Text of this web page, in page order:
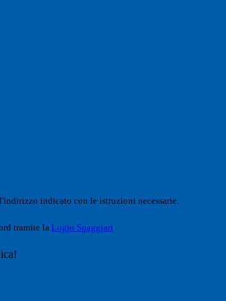
indicato con le istruzioni necessarie.
tramite la Login Spaggiari